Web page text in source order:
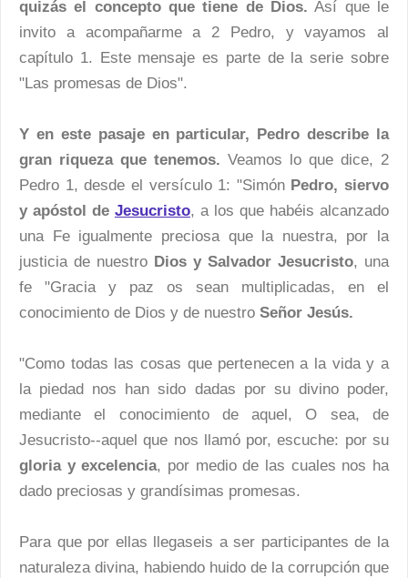
quizás el concepto que tiene de Dios. Así que le
invito a acompañarme a 2 Pedro, y vayamos al
capítulo 1. Este mensaje es parte de la serie sobre
"Las promesas de Dios".
Y en este pasaje en particular, Pedro describe la
gran riqueza que tenemos. Veamos lo que dice, 2
Pedro 1, desde el versículo 1: "Simón Pedro, siervo
y apóstol de Jesucristo, a los que habéis alcanzado
una Fe igualmente preciosa que la nuestra, por la
justicia de nuestro Dios y Salvador Jesucristo, una
fe "Gracia y paz os sean multiplicadas, en el
conocimiento de Dios y de nuestro Señor Jesús.
"Como todas las cosas que pertenecen a la vida y a
la piedad nos han sido dadas por su divino poder,
mediante el conocimiento de aquel, O sea, de
Jesucristo--aquel que nos llamó por, escuche: por su
gloria y excelencia, por medio de las cuales nos ha
dado preciosas y grandísimas promesas.
Para que por ellas llegaseis a ser participantes de la
naturaleza divina, habiendo huido de la corrupción que